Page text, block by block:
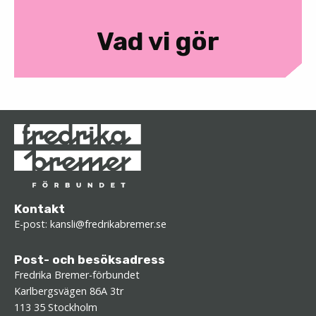
Vad vi gör
Kontakt
E-post: kansli@fredrikabremer.se
Post- och besöksadress
Fredrika Bremer-förbundet
Karlbergsvägen 86A 3tr
113 35 Stockholm